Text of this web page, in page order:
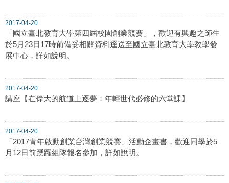
2017-04-20
「國立臺北教育大學第四屆校園創業競賽」，歡迎有興趣之師生
於5月23日17時前備妥相關資料逕送至國立臺北教育大學教學發
展中心，詳如說明。
2017-04-20
講座【在偉大的航道上逐夢：年輕世代必修的六堂課】
2017-04-20
「2017青年啟動創業台灣創業競賽」活動企畫書，歡迎同學於5
月12日前踴躍組隊報名參加，詳如說明。